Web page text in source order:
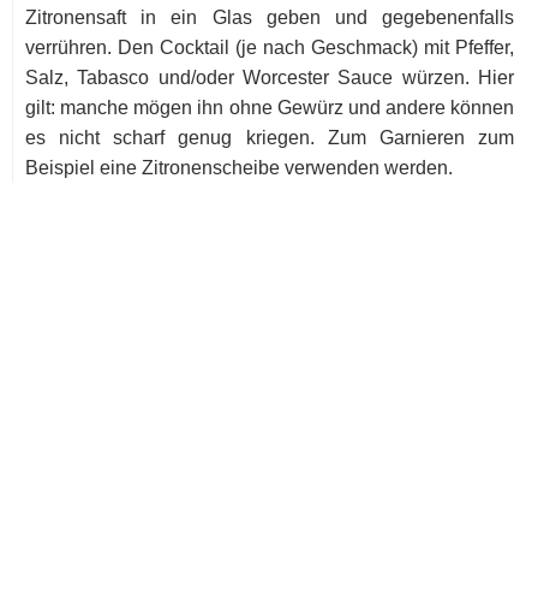
Zitronensaft in ein Glas geben und gegebenenfalls
verrühren. Den Cocktail (je nach Geschmack) mit Pfeffer,
Salz, Tabasco und/oder Worcester Sauce würzen. Hier
gilt: manche mögen ihn ohne Gewürz und andere können
es nicht scharf genug kriegen. Zum Garnieren zum
Beispiel eine Zitronenscheibe verwenden werden.